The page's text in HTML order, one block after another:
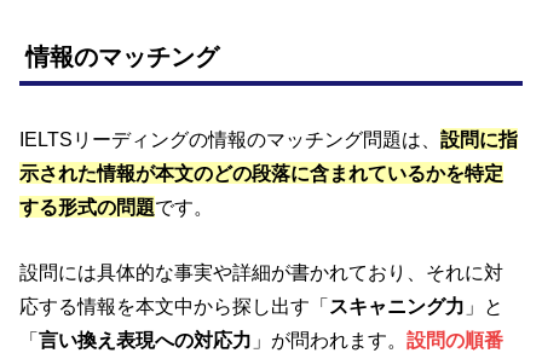
情報のマッチング
IELTSリーディングの情報のマッチング問題は、設問に指
示された情報が本文のどの段落に含まれているかを特定
する形式の問題です。
設問には具体的な事実や詳細が書かれており、それに対
応する情報を本文中から探し出す「スキャニング力 」と
「言い換え表現への対応力 」が問われます。設問の順番